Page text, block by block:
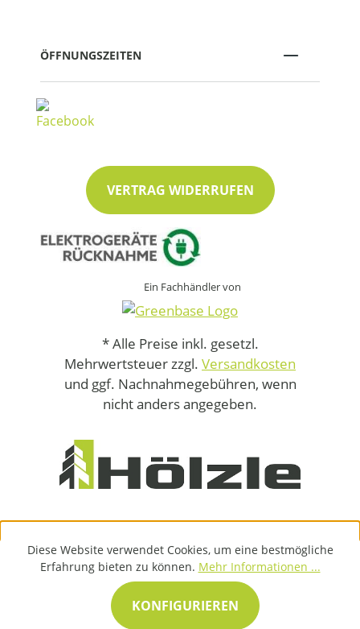
ÖFFNUNGSZEITEN
VERTRAG WIDERRUFEN
Ein Fachhändler von
* Alle Preise inkl. gesetzl.
Mehrwertsteuer zzgl. Versandkosten
und ggf. Nachnahmegebühren, wenn
nicht anders angegeben.
Diese Website verwendet Cookies, um eine bestmögliche
Erfahrung bieten zu können. Mehr Informationen ...
KONFIGURIEREN